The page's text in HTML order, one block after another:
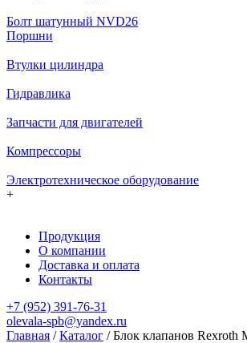
Болт шатунный NVD26
Поршни
Втулки цилиндра
Гидравлика
Запчасти для двигателей
Компрессоры
Электротехническое оборудование
+
Продукция
О компании
Доставка и оплата
Контакты
+7 (952) 391-76-31
olevala-spb@yandex.ru
Главная /Каталог /Блок клапанов Rexroth